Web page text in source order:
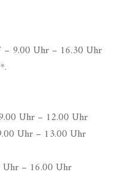
– 9.00 Uhr – 16.30 Uhr
Uhr – 12.00 Uhr
Uhr – 13.00 Uhr
– 16.00 Uhr